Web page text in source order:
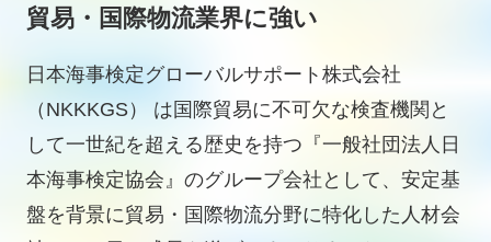
貿易・国際物流業界に強い
日本海事検定グローバルサポート株式会社
（NKKKGS） は国際貿易に不可欠な検査機関と
して一世紀を超える歴史を持つ『一般社団法人日
本海事検定協会』のグループ会社として、安定基
盤を背景に貿易・国際物流分野に特化した人材会